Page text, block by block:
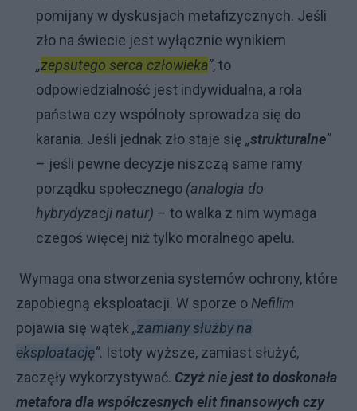
pomijany w dyskusjach metafizycznych. Jeśli
zło na świecie jest wyłącznie wynikiem
„zepsutego serca człowieka”, to
odpowiedzialność jest indywidualna, a rola
państwa czy wspólnoty sprowadza się do
karania. Jeśli jednak zło staje się „strukturalne”
– jeśli pewne decyzje niszczą same ramy
porządku społecznego (analogia do
hybrydyzacji natur) – to walka z nim wymaga
czegoś więcej niż tylko moralnego apelu.
Wymaga ona stworzenia systemów ochrony, które
zapobiegną eksploatacji. W sporze o Nefilim
pojawia się wątek „zamiany służby na
eksploatację”. Istoty wyższe, zamiast służyć,
zaczęły wykorzystywać. Czyż nie jest to doskonała
metafora dla współczesnych elit finansowych czy